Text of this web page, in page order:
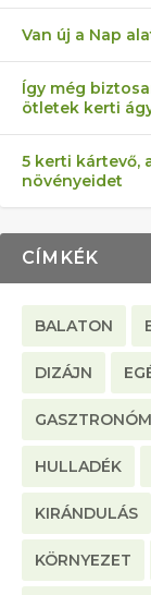
Van új a Nap
Így még
ötletek kerti
5 kerti kártevő,
növényeidet
CÍMKÉK
BALATON
DIZÁJN
HULLADÉK
KIRÁNDULÁS
KÖRNYEZET